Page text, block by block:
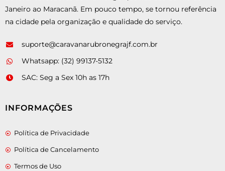
Janeiro ao Maracanã. Em pouco tempo, se tornou referência
na cidade pela organização e qualidade do serviço.
suporte@caravanarubronegrajf.com.br
Whatsapp: (32) 99137-5132
SAC: Seg a Sex 10h as 17h
INFORMAÇÕES
Política de Privacidade
Política de Cancelamento
Termos de Uso